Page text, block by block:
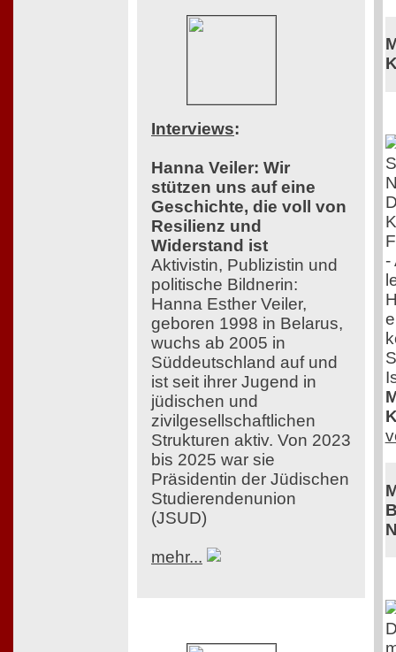
Interviews:
Hanna Veiler: Wir
stützen uns auf eine
Geschichte, die voll von
Resilienz und
Widerstand ist
Aktivistin, Publizistin und
politische Bildnerin:
Hanna Esther Veiler,
geboren 1998 in Belarus,
wuchs ab 2005 in
Süddeutschland auf und
ist seit ihrer Jugend in
jüdischen und
zivilgesellschaftlichen
Strukturen aktiv. Von 2023
bis 2025 war sie
Präsidentin der Jüdischen
Studierendenunion
(JSUD)
mehr...
-